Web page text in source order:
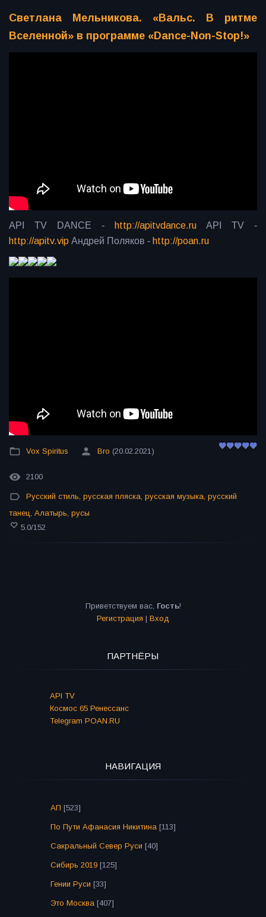
Светлана Мельникова. «Вальс. В ритме
Вселенной» в программе «Dance-Non-Stop!»
API TV DANCE - http://apitvdance.ru​ ​ API TV -
http://apitv.vip​ ​ Андрей Поляков - http://poan.ru
Vox Spiritus Bro (20.02.2021)
2100
Русский стиль, русская пляска, русская музыка, русский
танец, Алатырь, русы
5.0/152
Приветствуем вас, Гость!
Регистрация | Вход
ПАРТНЁРЫ
API TV
Космос 65 Ренессанс
Telegram POAN.RU
НАВИГАЦИЯ
АП [523]
По Пути Афанасия Никитина [113]
Сакральный Север Руси [40]
Сибирь 2019 [125]
Гении Руси [33]
Это Москва [407]